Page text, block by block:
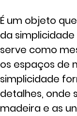
É um objeto
da
serve como
os espaços de
simplicidade
detalhes, onde
madeira e as